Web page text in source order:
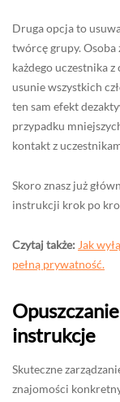
Druga opcja to
twórcę grupy.
każdego uczestnika
usunie wszystkich
ten sam efekt
przypadku
kontakt z
Skoro znasz już
instrukcji krok po
Czytaj także: Jak
pełną prywatność.
instrukcje
Skuteczne
znajomości